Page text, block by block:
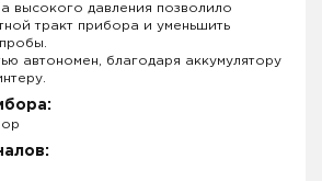
высокого давления позволило
тракт прибора и уменьшить
автономен, благодаря аккумулятору